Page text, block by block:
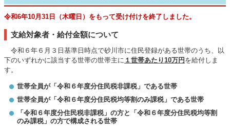
令和6年10月31日（木曜日）をもって受け付けを終了しました。
支給対象者・給付金額について
令和６年６月３日基準日時点で砂川市に住民登録がある世帯のうち、以
下のいずれかに該当する世帯の世帯主に １世帯あたり10万円 を給付しま
す。
世帯全員が「令和６年度分住民税非課税」である世帯
世帯全員が「令和６年度分住民税均等割のみ課税」である世帯
「令和６年度分住民税非課税」の方と「令和６年度分住民税均等割
のみ課税」の方で構成される世帯